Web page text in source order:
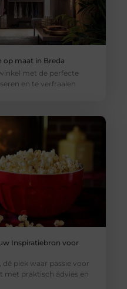
op maat in Breda
met de perfecte
en te verfraaien
Inspiratiebron voor
plek waar passie voor
praktisch advies en